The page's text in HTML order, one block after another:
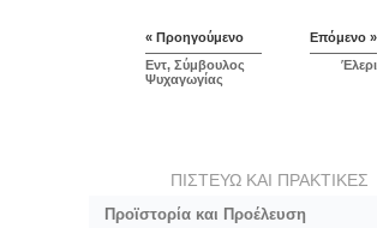
« Προηγούμενο
Εντ, Σύμβουλος
Ψυχαγωγίας
Επόμενο »
Έλερι
ΠΙΣΤΕΥΩ ΚΑΙ ΠΡΑΚΤΙΚΕΣ
Προϊστορία και Προέλευση